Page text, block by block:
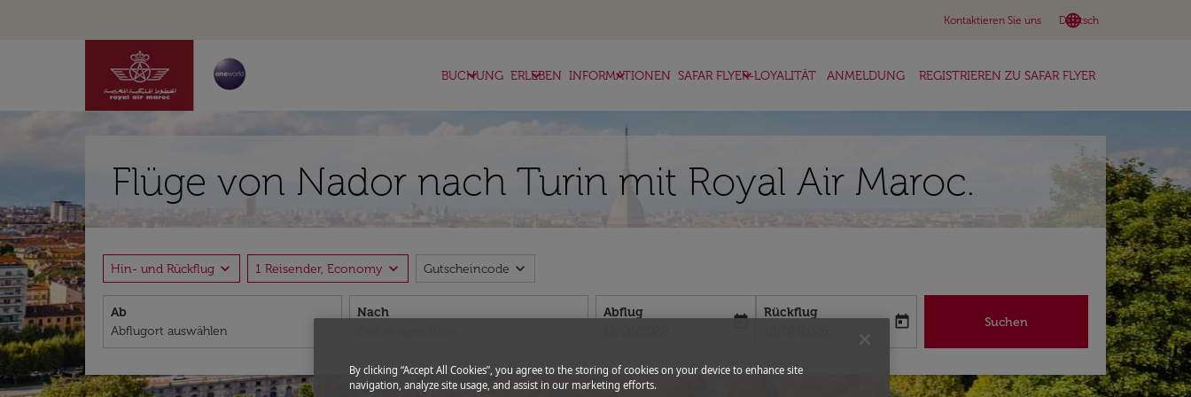
Kontaktieren Sie uns language
Deutsch
keyboard_arrow_down
BUCHUNG
keyboard_arrow_down ERLEBEN
keyboard_arrow_down INFORMATIONEN
keyboard_arrow_down SAFAR FLYER-LOYALITÄT
keyboard_arrow_down ANMELDUNG REGISTRIEREN ZU SAFAR FLYER
Flüge von Nador nach Turin mit Royal Air Maroc.
Hin- und Rückflug expand_more 1 Reisender, Economy expand_more Gutscheincode expand_more
Ab Nach
Abflug
today
Rückflug
fc-booking-return-date-aria-label
today Suchen
By clicking “Accept All Cookies”, you agree to the storing of cookies on your device to enhance site
navigation, analyze site usage, and assist in our marketing efforts.